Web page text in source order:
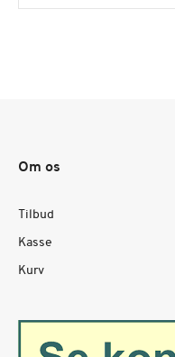
Om os
Tilbud
Kasse
Kurv